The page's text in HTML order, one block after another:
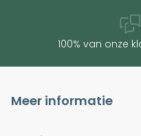
100% van onze
Meer informatie